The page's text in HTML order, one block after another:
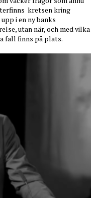
kretsen kring
i en ny banks
utan när, och med vilka
fall finns på plats.